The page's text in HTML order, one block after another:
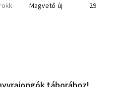
Magvető új 29